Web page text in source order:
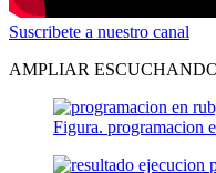
Suscribete a nuestro canal
AMPLIAR
Figura. programacion